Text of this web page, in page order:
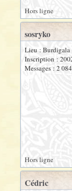
Hors ligne
sosryko
Lieu : Burdigala
Inscription :
Messages : 2 084
Hors ligne
Cédric